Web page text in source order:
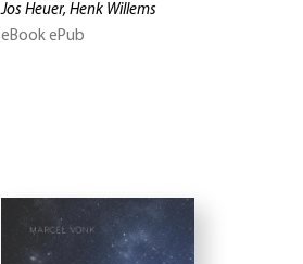
Jos Heuer, Henk Willems
eBook ePub